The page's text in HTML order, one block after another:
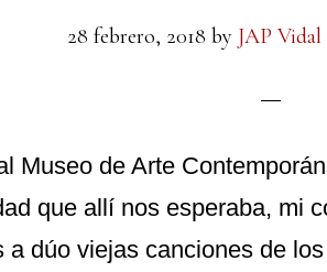
28 febrero, 2018 by JAP Vidal
Museo de Arte
que allí nos esperaba, mi
a dúo viejas canciones de